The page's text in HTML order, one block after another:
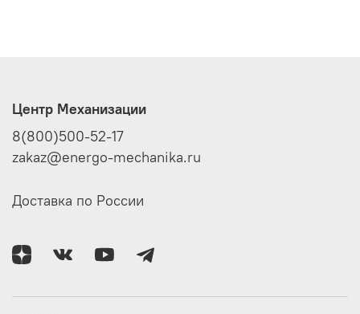
Центр Механизации
8(800)500-52-17
zakaz@energo-mechanika.ru
Доставка по России